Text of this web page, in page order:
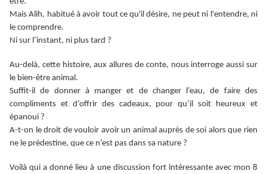
Mais Alih, habitué à avoir tout ce qu'il désire, ne peut ni l'entendre, ni
le comprendre.
Ni sur l’instant, ni plus tard ?
Au-delà, cette histoire, aux allures de conte, nous interroge aussi sur
le bien-être animal.
Suffit-il de donner à manger et de changer l’eau, de faire des
compliments et d’offrir des cadeaux, pour qu’il soit heureux et
épanoui ?
A-t-on le droit de vouloir avoir un animal auprès de soi alors que rien
ne le prédestine, que ce n’est pas dans sa nature ?
Voilà qui a donné lieu à une discussion fort intéressante avec mon 8